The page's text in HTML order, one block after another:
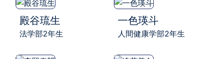
殿谷琉生
法学部2年生
一色瑛斗
人間健康学部2年生